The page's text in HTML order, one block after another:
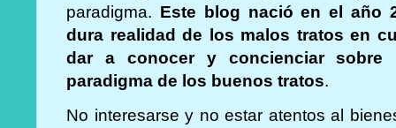
paradigma. Este blog nació en el año
dura realidad de los malos tratos en
dar a conocer y concienciar sobre
paradigma de los buenos tratos.
No interesarse y no estar atentos al